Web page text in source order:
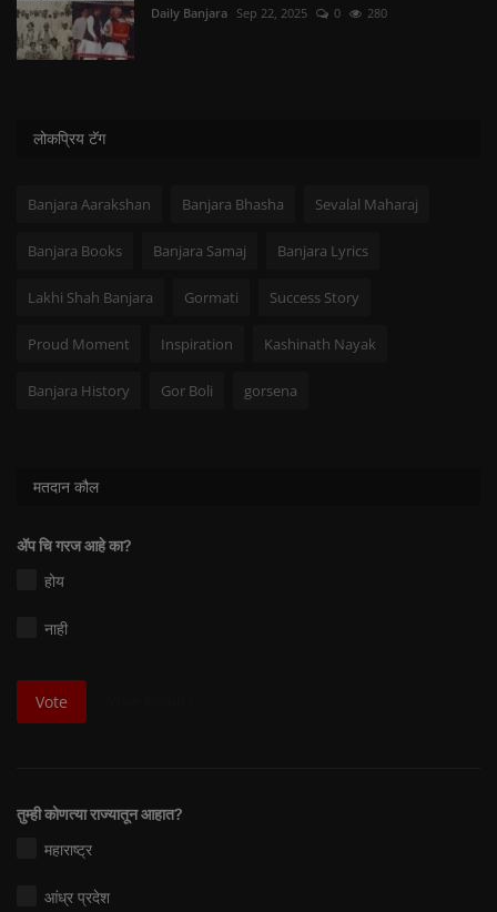
Daily Banjara Sep 22, 2025 0 280
लोकप्रिय टॅग
Banjara Aarakshan Banjara Bhasha Sevalal Maharaj
Banjara Books Banjara Samaj Banjara Lyrics
Lakhi Shah Banjara Gormati Success Story
Proud Moment Inspiration Kashinath Nayak
Banjara History Gor Boli gorsena
मतदान कौल
ॲप चि गरज आहे का?
होय
नाही
Vote
तुम्ही कोणत्या राज्यातून आहात?
महाराष्ट्र
आंध्र प्रदेश